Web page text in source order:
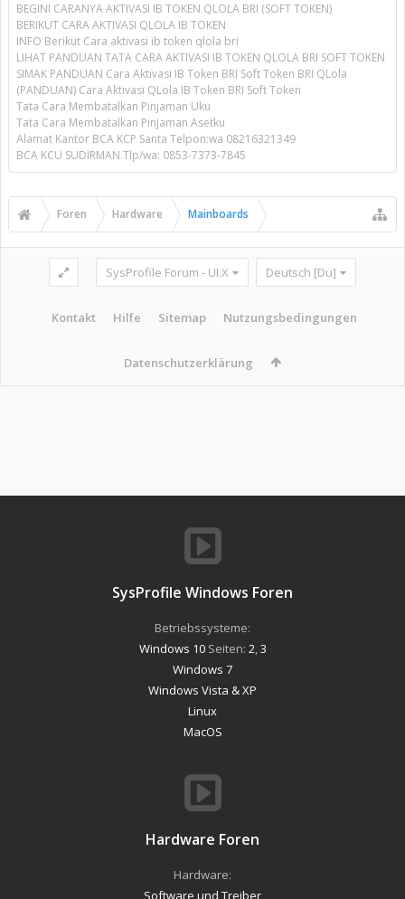
BEGINI CARANYA AKTIVASI IB TOKEN QLOLA BRI (SOFT TOKEN)
BERIKUT CARA AKTIVASI QLOLA IB TOKEN
INFO Berikut Cara aktivasi ib token qlola bri
LIHAT PANDUAN TATA CARA AKTIVASI IB TOKEN QLOLA BRI SOFT TOKEN
SIMAK PANDUAN Cara Aktivasi IB Token BRI Soft Token BRI QLola
(PANDUAN) Cara Aktivasi QLola IB Token BRI Soft Token
Tata Cara Membatalkan Pinjaman Uku
Tata Cara Membatalkan Pinjaman Asetku
Alamat Kantor BCA KCP Santa Telpon:wa 08216321349
BCA KCU SUDIRMAN.Tlp/wa: 0853-7373-7845
Foren Hardware Mainboards
SysProfile Forum - UI.X Deutsch [Du]
Kontakt Hilfe Sitemap Nutzungsbedingungen
Datenschutzerklärung
SysProfile Windows Foren
Betriebssysteme:
Windows 10Seiten: 2 3
Windows 7
Windows Vista & XP
Linux
MacOS
Hardware Foren
Hardware:
Software und Treiber